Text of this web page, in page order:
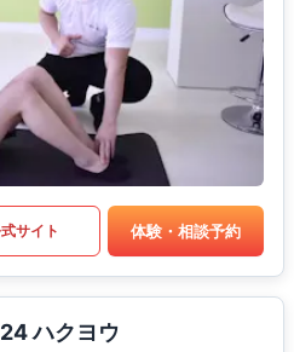
サイト 体験・相談予約
ハクヨウ